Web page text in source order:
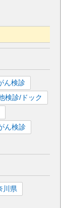
ん検診
検診/ドック
ん検診
川県